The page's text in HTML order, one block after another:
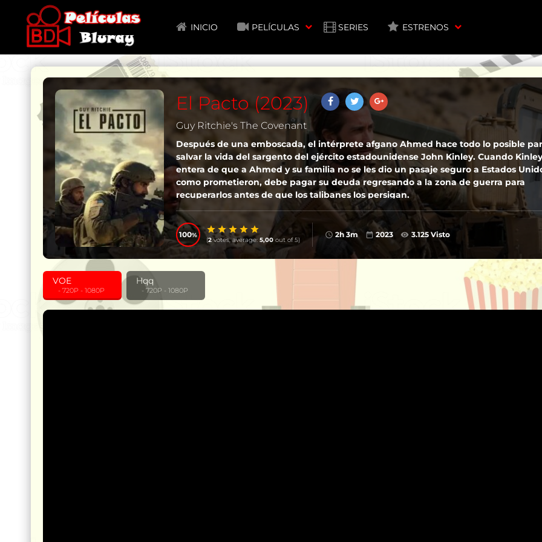
INICIO PELÍCULAS SERIES ESTRENOS
El Pacto (2023)
Guy Ritchie's The Covenant
Después de una emboscada, el intérprete afgano Ahmed hace todo lo posible
salvar la vida del sargento del ejército estadounidense John Kinley. Cuando
entera de que a Ahmed y su familia no se les dio un pasaje seguro a Estados
como prometieron, debe pagar su deuda regresando a la zona de guerra para
recuperarlos antes de que los talibanes los persigan.
100
(2 votes, average: 5,00 out of 5)
2h 3m 2023 3.125 Visto
VOE
‎ ‎ ‎ - 720P - 1080P
Hqq
‎ ‎ ‎ - 720P - 1080P